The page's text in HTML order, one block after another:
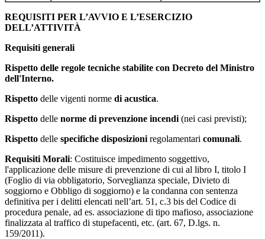
REQUISITI PER L’AVVIO E L’ESERCIZIO
DELL’ATTIVITÀ
Requisiti generali
Rispetto delle regole tecniche stabilite con Decreto del Ministro
dell'Interno.
Rispetto delle vigenti norme di acustica.
Rispetto delle norme di prevenzione incendi (nei casi previsti);
Rispetto delle specifiche disposizioni regolamentari comunali.
Requisiti Morali: Costituisce impedimento soggettivo,
l'applicazione delle misure di prevenzione di cui al libro I, titolo I
(Foglio di via obbligatorio, Sorveglianza speciale, Divieto di
soggiorno e Obbligo di soggiorno) e la condanna con sentenza
definitiva per i delitti elencati nell’art. 51, c.3 bis del Codice di
procedura penale, ad es. associazione di tipo mafioso, associazione
finalizzata al traffico di stupefacenti, etc. (art. 67, D.lgs. n.
159/2011).